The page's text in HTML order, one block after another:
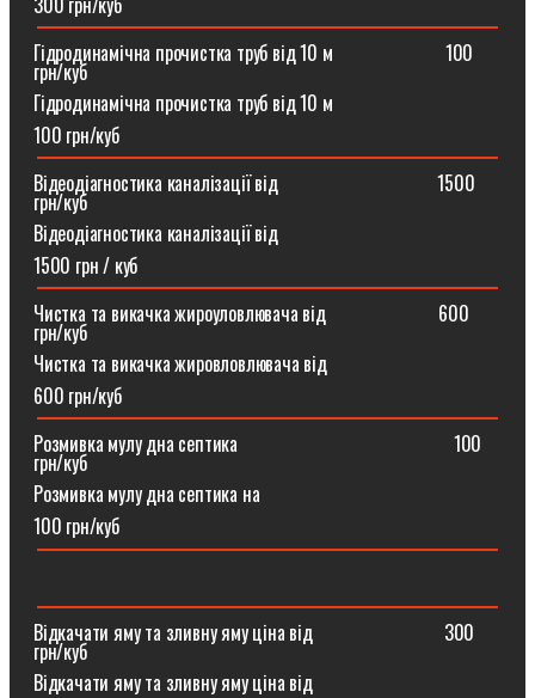
Гідродинамічна прочистка труб від 10 м⠀⠀⠀⠀⠀⠀⠀⠀100
грн/куб
Гідродинамічна прочистка труб від 10 м
100 грн/куб
Відеодіагностика каналізації від ⠀⠀⠀⠀⠀⠀⠀⠀⠀⠀⠀1500
грн/куб
Відеодіагностика каналізації від
1500 грн / куб
Чистка та викачка жироуловлювача від⠀⠀⠀⠀⠀⠀⠀⠀600
грн/куб
Чистка та викачка жировловлювача від
600 грн/куб
Розмивка мулу дна септика ⠀⠀⠀⠀⠀⠀⠀⠀⠀⠀⠀⠀⠀⠀⠀100
грн/куб
Розмивка мулу дна септика на
100 грн/куб
Відкачати яму та зливну яму ціна від ⠀⠀⠀⠀⠀⠀⠀⠀⠀300
грн/куб
Відкачати яму та зливну яму ціна від